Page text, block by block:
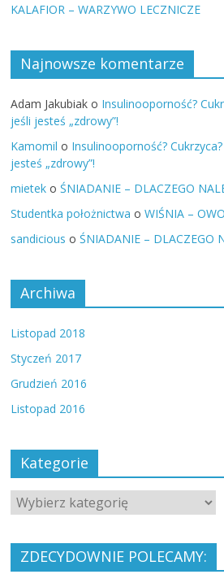
KALAFIOR – WARZYWO LECZNICZE
Najnowsze komentarze
Adam Jakubiak o Insulinooporność?
jeśli jesteś „zdrowy”!
Kamomil o Insulinooporność?
jesteś „zdrowy”!
mietek oŚNIADANIE – DLACZEGO
Studentka położnictwa oWIŚNIA –
sandicious oŚNIADANIE – DLACZEGO
Archiwa
Listopad 2018
Styczeń 2017
Grudzień 2016
Listopad 2016
Kategorie
ZDECYDOWNIE POLECAMY: